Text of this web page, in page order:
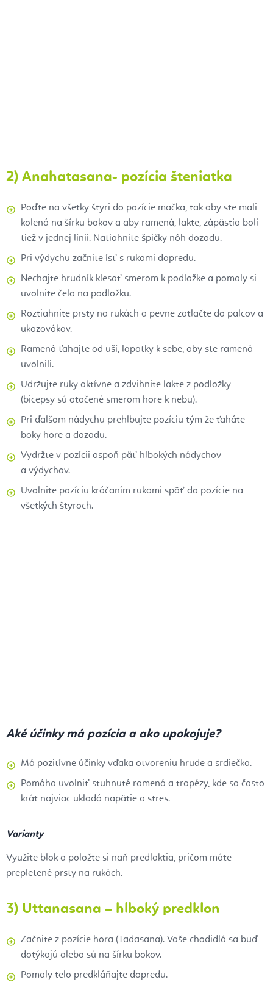
2) Anahatasana- pozícia šteniatka
Poďte na všetky štyri do pozície mačka, tak aby ste mali
kolená na šírku bokov a aby ramená, lakte, zápästia boli
tiež v jednej línii. Natiahnite špičky nôh dozadu.
Pri výdychu začnite ísť s rukami dopredu.
Nechajte hrudník klesať smerom k podložke a pomaly si
uvolnite čelo na podložku.
Roztiahnite prsty na rukách a pevne zatlačte do palcov a
ukazovákov.
Ramená ťahajte od uší, lopatky k sebe, aby ste ramená
uvolnili.
Udržujte ruky aktívne a zdvihnite lakte z podložky
(bicepsy sú otočené smerom hore k nebu).
Pri ďalšom nádychu prehlbujte pozíciu tým že ťaháte
boky hore a dozadu.
Vydržte v pozícii aspoň päť hlbokých nádychov
a výdychov.
Uvolnite pozíciu kráčaním rukami späť do pozície na
všetkých štyroch.
Aké účinky má pozícia a ako upokojuje?
Má pozitívne účinky vďaka otvoreniu hrude a srdiečka.
Pomáha uvolniť stuhnuté ramená a trapézy, kde sa často
krát najviac ukladá napätie a stres.
Varianty
Využite blok a položte si naň predlaktia, pričom máte
prepletené prsty na rukách.
3) Uttanasana – hlboký predklon
Začnite z pozície hora (Tadasana). Vaše chodidlá sa buď
dotýkajú alebo sú na šírku bokov.
Pomaly telo predkláňajte dopredu.